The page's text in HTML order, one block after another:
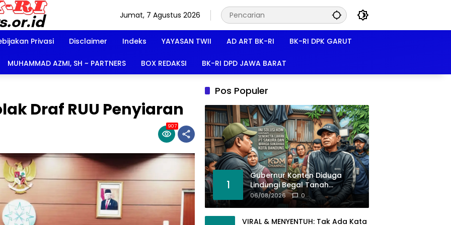
Jumat, 7 Agustus 2026
Privasi Disclaimer Indeks YAYASAN TWII AD ART BK-RI BK-RI DPK GARUT
MUHAMMAD AZMI, SH ~ PARTNERS BOX REDAKSI BK-RI DPD JAWA BARAT
Draf RUU Penyiaran
907
Pos Populer
1
Gubernur Konten Diduga
Lindungi Begal Tanah
Pasirkoja, BK-RI Buka Suara!
06/08/2026 0
VIRAL & MENYENTUH: Tak Ada Kata